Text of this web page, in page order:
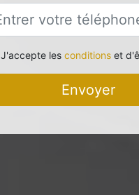
J'accepte les conditionset
Envoyer